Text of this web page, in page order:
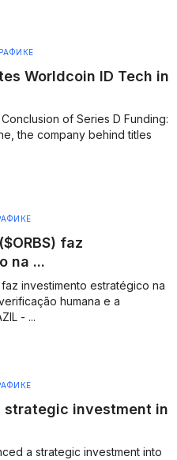
Worldcoin ID Tech in
of Series D Funding:
the company behind titles
faz
na ...
investimento estratégico na
humana e a
- ...
strategic investment in
a strategic investment into